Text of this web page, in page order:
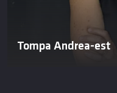
Tompa Andrea-est